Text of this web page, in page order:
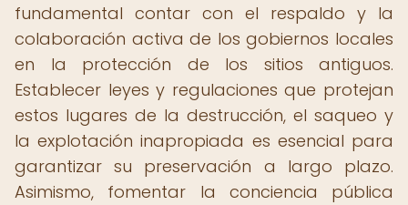
fundamental contar con el respaldo y la
colaboración activa de los gobiernos locales
en la protección de los sitios antiguos.
Establecer leyes y regulaciones que protejan
estos lugares de la destrucción, el saqueo y
la explotación inapropiada es esencial para
garantizar su preservación a largo plazo.
Asimismo, fomentar la conciencia pública